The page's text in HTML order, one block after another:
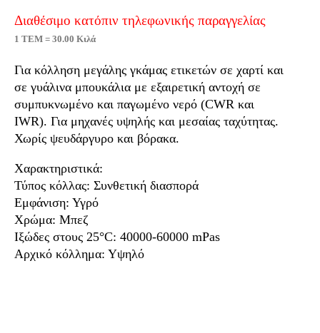
Διαθέσιμο κατόπιν τηλεφωνικής παραγγελίας
1 ΤΕΜ = 30.00 Κιλά
Για κόλληση μεγάλης γκάμας ετικετών σε χαρτί και
σε γυάλινα μπουκάλια με εξαιρετική αντοχή σε
συμπυκνωμένο και παγωμένο νερό (CWR και
IWR). Για μηχανές υψηλής και μεσαίας ταχύτητας.
Χωρίς ψευδάργυρο και βόρακα.
Χαρακτηριστικά:
Τύπος κόλλας: Συνθετική διασπορά
Εμφάνιση: Υγρό
Χρώμα: Μπεζ
Ιξώδες στους 25°C: 40000-60000 mPas
Αρχικό κόλλημα: Υψηλό